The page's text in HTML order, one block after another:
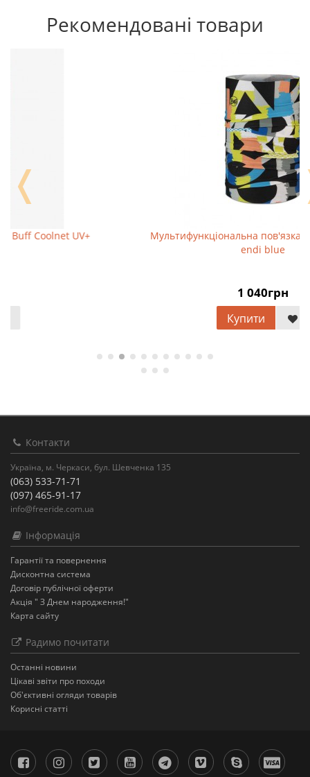
Рекомендовані товари
Мультифункціональна пов'язка Buff Coolnet UV
❬
Контакти
Україна, м. Черкаси, бул. Шевченка 135
(063) 533-71-71
(097) 465-91-17
info@freeride.com.ua
Інформація
Гарантії та повернення
Дисконтна система
Договір публічної оферти
Акція " З Днем народження!"
Карта сайту
Радимо почитати
Останнi новини
Цікаві звіти про походи
Об'єктивні огляди товарів
Корисні статті